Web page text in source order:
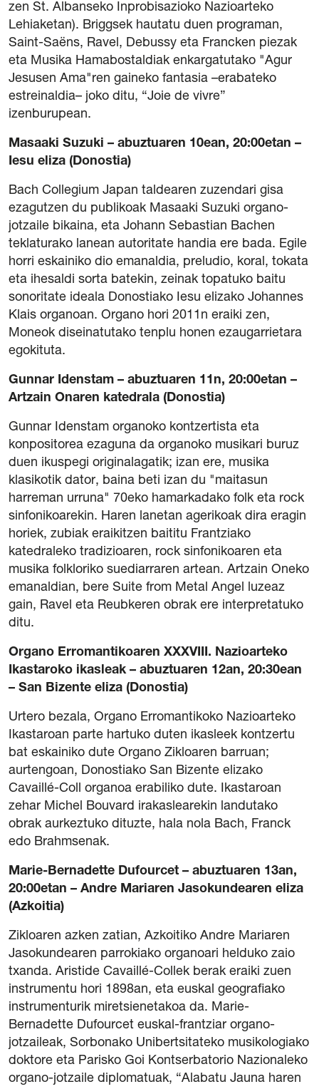
zen St. Albanseko Inprobisazioko Nazioarteko
Lehiaketan). Briggsek hautatu duen programan,
Saint-Saëns, Ravel, Debussy eta Francken piezak
eta Musika Hamabostaldiak enkargatutako "Agur
Jesusen Ama"ren gaineko fantasia –erabateko
estreinaldia– joko ditu, “Joie de vivre”
izenburupean.
Masaaki Suzuki – abuztuaren 10ean, 20:00etan –
Iesu eliza (Donostia)
Bach Collegium Japan taldearen zuzendari gisa
ezagutzen du publikoak Masaaki Suzuki organo-
jotzaile bikaina, eta Johann Sebastian Bachen
teklaturako lanean autoritate handia ere bada. Egile
horri eskainiko dio emanaldia, preludio, koral, tokata
eta ihesaldi sorta batekin, zeinak topatuko baitu
sonoritate ideala Donostiako Iesu elizako Johannes
Klais organoan. Organo hori 2011n eraiki zen,
Moneok diseinatutako tenplu honen ezaugarrietara
egokituta.
Gunnar Idenstam – abuztuaren 11n, 20:00etan –
Artzain Onaren katedrala (Donostia)
Gunnar Idenstam organoko kontzertista eta
konpositorea ezaguna da organoko musikari buruz
duen ikuspegi originalagatik; izan ere, musika
klasikotik dator, baina beti izan du "maitasun
harreman urruna" 70eko hamarkadako folk eta rock
sinfonikoarekin. Haren lanetan agerikoak dira eragin
horiek, zubiak eraikitzen baititu Frantziako
katedraleko tradizioaren, rock sinfonikoaren eta
musika folkloriko suediarraren artean. Artzain Oneko
emanaldian, bere Suite from Metal Angel luzeaz
gain, Ravel eta Reubkeren obrak ere interpretatuko
ditu.
Organo Erromantikoaren XXXVIII. Nazioarteko
Ikastaroko ikasleak – abuztuaren 12an, 20:30ean
– San Bizente eliza (Donostia)
Urtero bezala, Organo Erromantikoko Nazioarteko
Ikastaroan parte hartuko duten ikasleek kontzertu
bat eskainiko dute Organo Zikloaren barruan;
aurtengoan, Donostiako San Bizente elizako
Cavaillé-Coll organoa erabiliko dute. Ikastaroan
zehar Michel Bouvard irakaslearekin landutako
obrak aurkeztuko dituzte, hala nola Bach, Franck
edo Brahmsenak.
Marie-Bernadette Dufourcet – abuztuaren 13an,
20:00etan – Andre Mariaren Jasokundearen eliza
(Azkoitia)
Zikloaren azken zatian, Azkoitiko Andre Mariaren
Jasokundearen parrokiako organoari helduko zaio
txanda. Aristide Cavaillé-Collek berak eraiki zuen
instrumentu hori 1898an, eta euskal geografiako
instrumenturik miretsienetakoa da. Marie-
Bernadette Dufourcet euskal-frantziar organo-
jotzaileak, Sorbonako Unibertsitateko musikologiako
doktore eta Parisko Goi Kontserbatorio Nazionaleko
organo-jotzaile diplomatuak, “Alabatu Jauna haren